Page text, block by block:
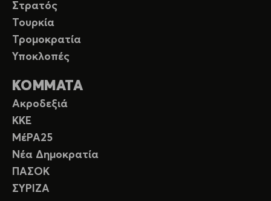
Στρατός
Τουρκία
Τρομοκρατία
Υποκλοπές
ΚΟΜΜΑΤΑ
Ακροδεξιά
ΚΚΕ
ΜέΡΑ25
Νέα Δημοκρατία
ΠΑΣΟΚ
ΣΥΡΙΖΑ